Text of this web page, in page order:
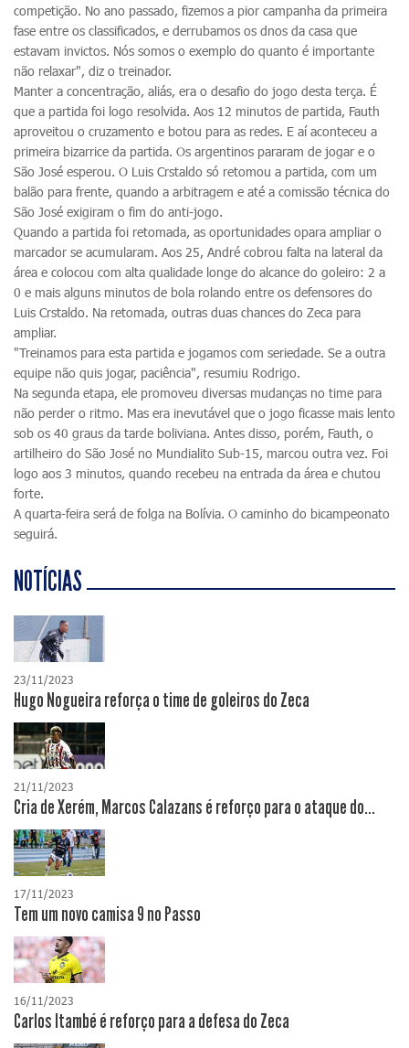
competição. No ano passado, fizemos a pior campanha da primeira
fase entre os classificados, e derrubamos os dnos da casa que
estavam invictos. Nós somos o exemplo do quanto é importante
não relaxar", diz o treinador.
Manter a concentração, aliás, era o desafio do jogo desta terça. É
que a partida foi logo resolvida. Aos 12 minutos de partida, Fauth
aproveitou o cruzamento e botou para as redes. E aí aconteceu a
primeira bizarrice da partida. Os argentinos pararam de jogar e o
São José esperou. O Luis Crstaldo só retomou a partida, com um
balão para frente, quando a arbitragem e até a comissão técnica do
São José exigiram o fim do anti-jogo.
Quando a partida foi retomada, as oportunidades opara ampliar o
marcador se acumularam. Aos 25, André cobrou falta na lateral da
área e colocou com alta qualidade longe do alcance do goleiro: 2 a
0 e mais alguns minutos de bola rolando entre os defensores do
Luis Crstaldo. Na retomada, outras duas chances do Zeca para
ampliar.
"Treinamos para esta partida e jogamos com seriedade. Se a outra
equipe não quis jogar, paciência", resumiu Rodrigo.
Na segunda etapa, ele promoveu diversas mudanças no time para
não perder o ritmo. Mas era inevutável que o jogo ficasse mais lento
sob os 40 graus da tarde boliviana. Antes disso, porém, Fauth, o
artilheiro do São José no Mundialito Sub-15, marcou outra vez. Foi
logo aos 3 minutos, quando recebeu na entrada da área e chutou
forte.
A quarta-feira será de folga na Bolívia. O caminho do bicampeonato
seguirá.
NOTÍCIAS
23/11/2023
Hugo Nogueira reforça o time de goleiros do Zeca
21/11/2023
Cria de Xerém, Marcos Calazans é reforço para o ataque do...
17/11/2023
Tem um novo camisa 9 no Passo
16/11/2023
Carlos Itambé é reforço para a defesa do Zeca